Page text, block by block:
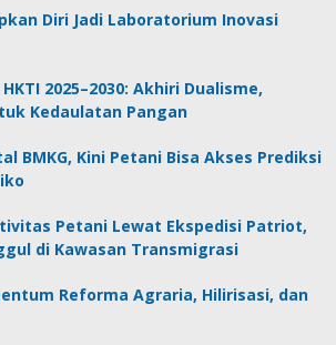
Diri Jadi Laboratorium Inovasi
2025–2030: Akhiri Dualisme,
Kedaulatan Pangan
BMKG, Kini Petani Bisa Akses Prediksi
Petani Lewat Ekspedisi Patriot,
di Kawasan Transmigrasi
Reforma Agraria, Hilirisasi, dan